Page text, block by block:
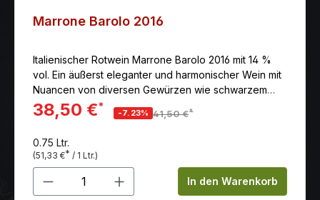
Marrone Barolo 2016
Italienischer Rotwein Marrone Barolo 2016 mit 14 %
vol. Ein äußerst eleganter und harmonischer Wein mit
Nuancen von diversen Gewürzen wie schwarzem
Pfeffer und Trüffel.
38,50 €*
-7.23% 41,50 €*
0.75 Ltr.
(51,33 €* / 1 Ltr.)
Produkt Anzahl: Gib denIn den Warenkorb